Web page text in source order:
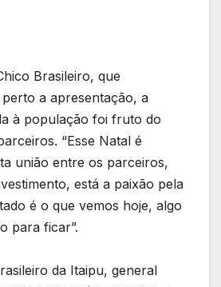
Brasileiro, que
a apresentação, a
à população foi fruto do
“Esse Natal é
união entre os parceiros,
está a paixão pela
é o que vemos hoje, algo
para ficar”.
da Itaipu, general